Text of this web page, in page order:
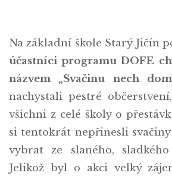
Na základní škole Starý Jičín
účastníci programu DOFE
názvem „Svačinu nech
nachystali pestré
všichni z celé školy o
si tentokrát nepřinesli
vybrat ze slaného,
Jelikož byl o akci velký